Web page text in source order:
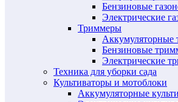
Бензиновые
Электрические
Триммеры
Аккумуляторные
Бензиновые
Электрические
Техника для уборки сада
Культиваторы и мотоблоки
Аккумуляторные